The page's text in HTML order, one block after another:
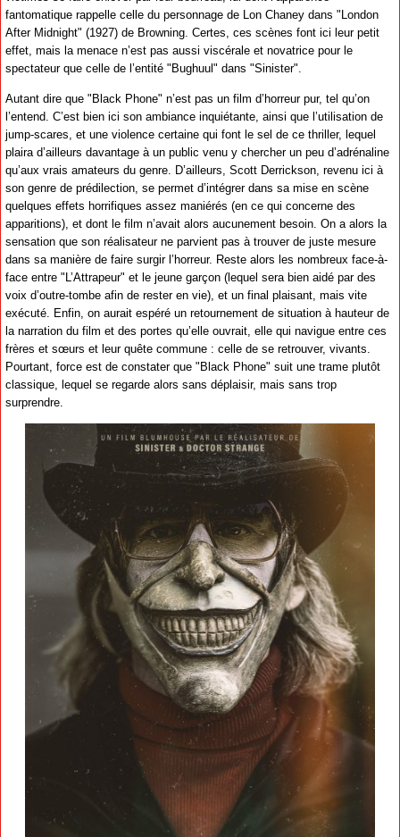
fantomatique rappelle celle du personnage de Lon Chaney dans "London
After Midnight" (1927) de Browning. Certes, ces scènes font ici leur petit
effet, mais la menace n’est pas aussi viscérale et novatrice pour le
spectateur que celle de l’entité "Bughuul" dans "Sinister".
Autant dire que "Black Phone" n’est pas un film d’horreur pur, tel qu’on
l’entend. C’est bien ici son ambiance inquiétante, ainsi que l’utilisation de
jump-scares, et une violence certaine qui font le sel de ce thriller, lequel
plaira d’ailleurs davantage à un public venu y chercher un peu d’adrénaline
qu’aux vrais amateurs du genre. D’ailleurs, Scott Derrickson, revenu ici à
son genre de prédilection, se permet d’intégrer dans sa mise en scène
quelques effets horrifiques assez maniérés (en ce qui concerne des
apparitions), et dont le film n’avait alors aucunement besoin. On a alors la
sensation que son réalisateur ne parvient pas à trouver de juste mesure
dans sa manière de faire surgir l’horreur. Reste alors les nombreux face-à-
face entre "L’Attrapeur" et le jeune garçon (lequel sera bien aidé par des
voix d’outre-tombe afin de rester en vie), et un final plaisant, mais vite
exécuté. Enfin, on aurait espéré un retournement de situation à hauteur de
la narration du film et des portes qu’elle ouvrait, elle qui navigue entre ces
frères et sœurs et leur quête commune : celle de se retrouver, vivants.
Pourtant, force est de constater que "Black Phone" suit une trame plutôt
classique, lequel se regarde alors sans déplaisir, mais sans trop
surprendre.